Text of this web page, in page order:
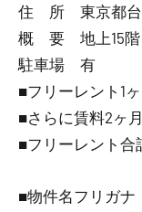
住 所 東京都台
概 要 地上15階
駐車場 有
■フリーレント1
■さらに賃料2ヶ
■フリーレント合
■物件名フリガナ